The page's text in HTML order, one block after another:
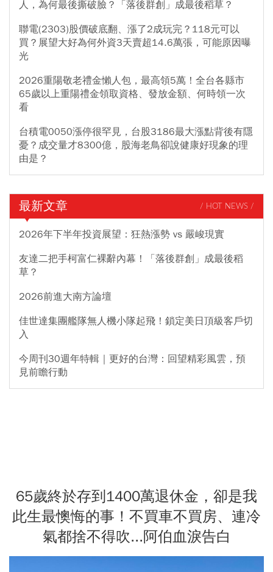
人，為何最後撕破臉？「落後群創」成最後稻草？
聯電(2303)股價破底翻、漲了2成玩完？118元可以
買？展望大好為何外資3天賣超14.6萬張，可能原因曝
光
2026重陽敬老禮金懶人包，最高領5萬！全台各縣市
65歲以上重陽禮金領取資格、發放金額、何時領一次
看
台積電0050漲停很罕見，台股3186最大漲點背後有隱
憂？成交量才8300億，股海老鳥卻說健康好現象的理
由是？
最新文章 / HOT NEWS /
2026年下半年投資展望：狂熱漲勢 vs 嚴峻現實
友達二把手柯富仁裸辭內幕！「落後群創」成最後稻
草？
2026前進大南方論壇
佳世達集團艦隊無人機小隊起飛！鎖定美日頂級客戶切
入
今周刊30週年特輯｜更好的台灣：回望精彩風雲，預
見前瞻行動
65歲終於存到1400萬退休金，卻是我
此生最懊悔的事！不買車不買房、連冷
氣都捨不得吹...阿伯血淚告白